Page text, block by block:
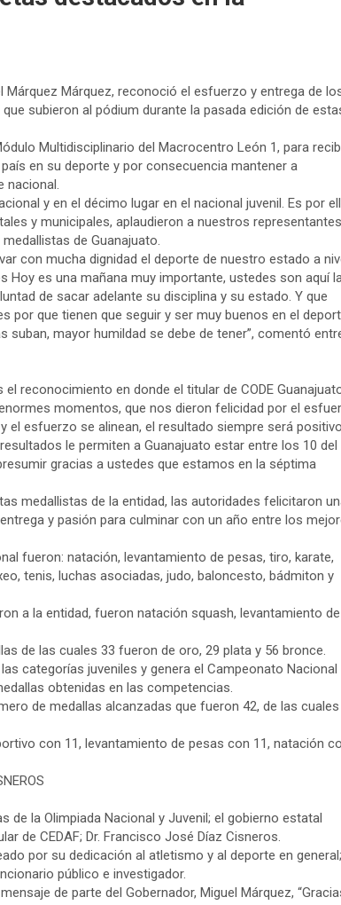
Márquez Márquez, reconoció el esfuerzo y entrega de
subieron al pódium durante la pasada edición de
Multidisciplinario del Macrocentro León 1, para
en su deporte y por consecuencia mantener a
nacional.
y en el décimo lugar en el nacional juvenil. Es por
y municipales, aplaudieron a nuestros representantes
de Guanajuato.
con mucha dignidad el deporte de nuestro estado a
es una mañana muy importante, ustedes son aquí
de sacar adelante su disciplina y su estado. Y que
por que tienen que seguir y ser muy buenos en el
mayor humildad se debe de tener”, comentó
reconocimiento en donde el titular de CODE
momentos, que nos dieron felicidad por el
esfuerzo se alinean, el resultado siempre será
le permiten a Guanajuato estar entre los 10 del
gracias a ustedes que estamos en la séptima
medallistas de la entidad, las autoridades felicitaron
y pasión para culminar con un año entre los
fueron: natación, levantamiento de pesas, tiro, karate,
tenis, luchas asociadas, judo, baloncesto, bádmiton y
a la entidad, fueron natación squash, levantamiento de
de las cuales 33 fueron de oro, 29 plata y 56 bronce.
categorías juveniles y genera el Campeonato Nacional
obtenidas en las competencias.
de medallas alcanzadas que fueron 42, de las
con 11, levantamiento de pesas con 11, natación
la Olimpiada Nacional y Juvenil; el gobierno estatal
de CEDAF; Dr. Francisco José Díaz Cisneros.
por su dedicación al atletismo y al deporte en general;
público e investigador.
de parte del Gobernador, Miguel Márquez,